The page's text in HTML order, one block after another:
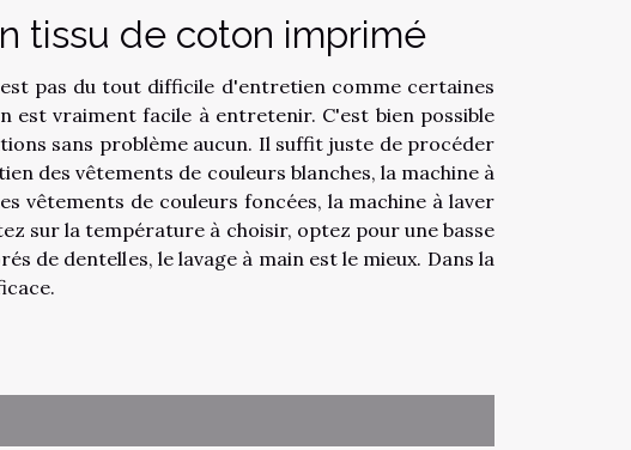
tissu de coton imprimé
pas du tout difficile d'entretien comme certaines
est vraiment facile à entretenir. C'est bien possible
sans problème aucun. Il suffit juste de procéder
des vêtements de couleurs blanches, la machine à
vêtements de couleurs foncées, la machine à laver
sur la température à choisir, optez pour une basse
de dentelles, le lavage à main est le mieux. Dans la